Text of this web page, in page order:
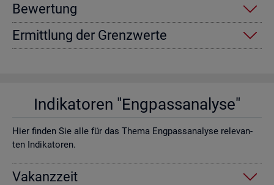
Be­wer­tung
Er­mitt­lung der Grenz­wer­te
In­di­ka­to­ren "Eng­pass­ana­ly­se"
Hier fin­den Sie alle für das Thema Eng­pass­ana­ly­se re­le­van­
ten In­di­ka­to­ren.
Va­kanz­zeit